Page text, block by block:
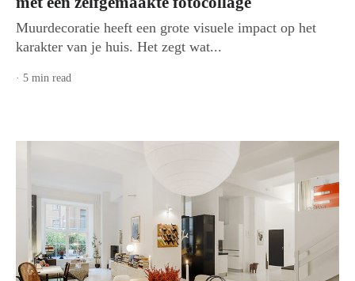
Muurdecoratie heeft een grote visuele impact op het
karakter van je huis. Het zegt wat...
· 5 min read